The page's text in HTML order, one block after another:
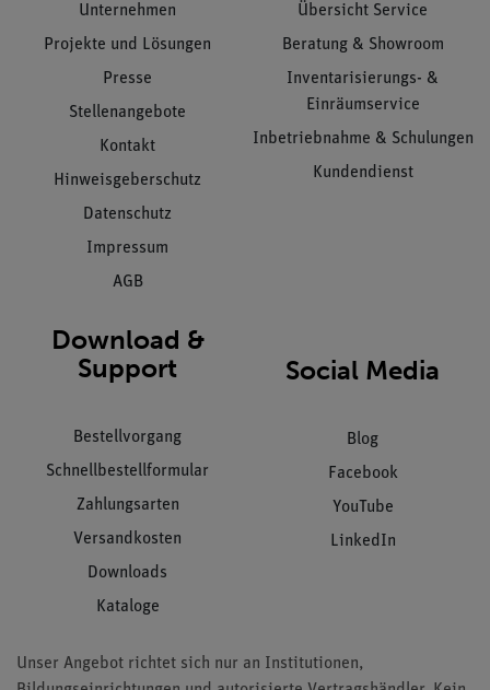
Unternehmen
Projekte und Lösungen
Presse
Stellenangebote
Kontakt
Hinweisgeberschutz
Datenschutz
Impressum
AGB
Übersicht Service
Beratung & Showroom
Inventarisierungs- &
Einräumservice
Inbetriebnahme & Schulungen
Kundendienst
Download &
Support
Bestellvorgang
Schnellbestellformular
Zahlungsarten
Versandkosten
Downloads
Kataloge
Social Media
Blog
Facebook
YouTube
LinkedIn
Unser Angebot richtet sich nur an Institutionen,